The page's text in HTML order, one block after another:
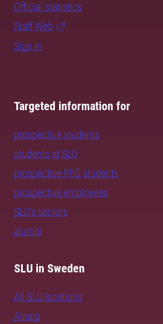
Official statistics
Staff Web
Sign in
Targeted information for
prospective students
students at SLU
prospective PhD students
prospective employees
SLU's sectors
alumni
SLU in Sweden
All SLU locations
Alnarp